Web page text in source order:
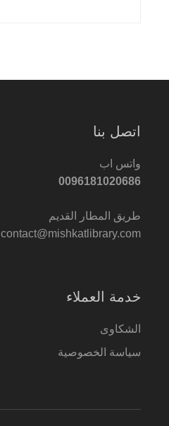
اتصل بنا
واتس اب
0096181020686
طريق المطار القديم
contact@mishkatlibrary.com
خدمة العملاء
الشكاوى
سياسة الخصوصية